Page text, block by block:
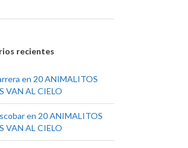
recientes
en 20 ANIMALITOS
VAN AL CIELO
en 20 ANIMALITOS
VAN AL CIELO